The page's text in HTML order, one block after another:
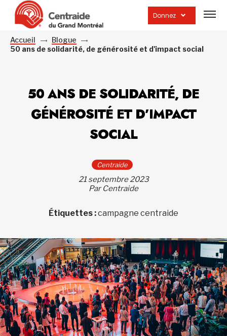
Donnez
la
Accueil
Blogue
50 ans de solidarité, de générosité et d'impact social
50 ANS DE SOLIDARITÉ, DE
GÉNÉROSITÉ ET D’IMPACT
SOCIAL
Centraide
21 septembre 2023
Par Centraide
Étiquettes :campagne centraide